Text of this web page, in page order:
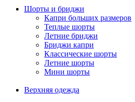
Шорты и бриджи
Капри больших размеров
Теплые шорты
Летние бриджи
Бриджи капри
Классические шорты
Летние шорты
Мини шорты
Верхняя одежда